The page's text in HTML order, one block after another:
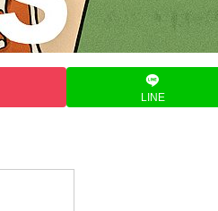
LINE